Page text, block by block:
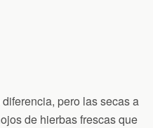
pero las secas a
de hierbas frescas que